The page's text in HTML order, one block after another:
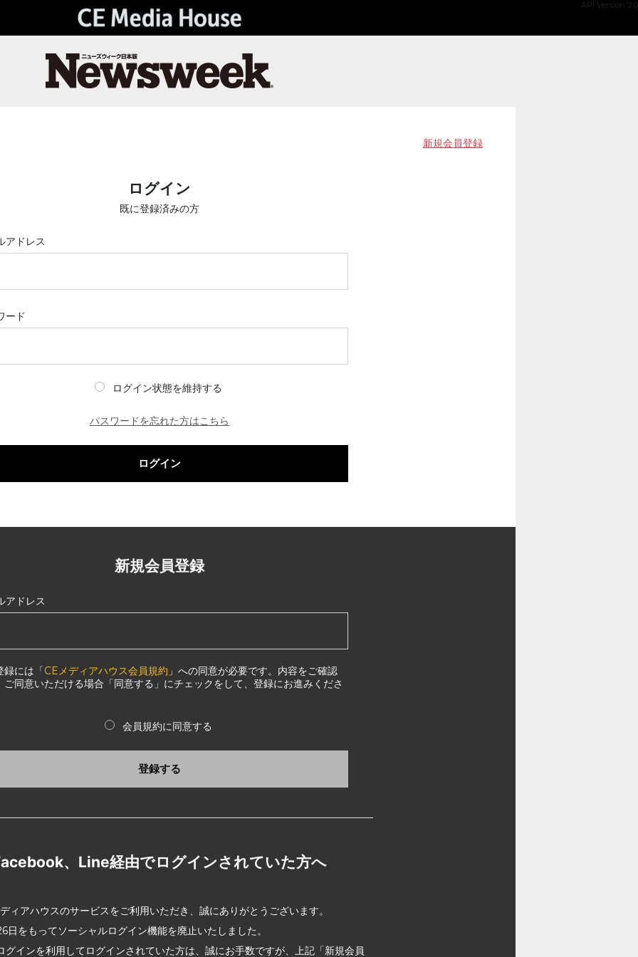
API Version 2.0
新規会員登録
ログイン
既に登録済みの方
アドレス
ード
ログイン状態を維持する
パスワードを忘れた方はこちら
ログイン
新規会員登録
アドレス
録には「CEメディアハウス会員規約 」への同意が必要です。内容をご確認
ご同意いただける場合「同意する」にチェックをして、登録にお進みくださ
会員規約に同意する
登録する
、Line経由でログインされていた方へ
ィアハウスのサービスをご利用いただき、誠にありがとうございます。
日をもってソーシャルログイン機能を廃止いたしました。
グインを利用してログインされていた方は、誠にお手数ですが、上記「新規会員